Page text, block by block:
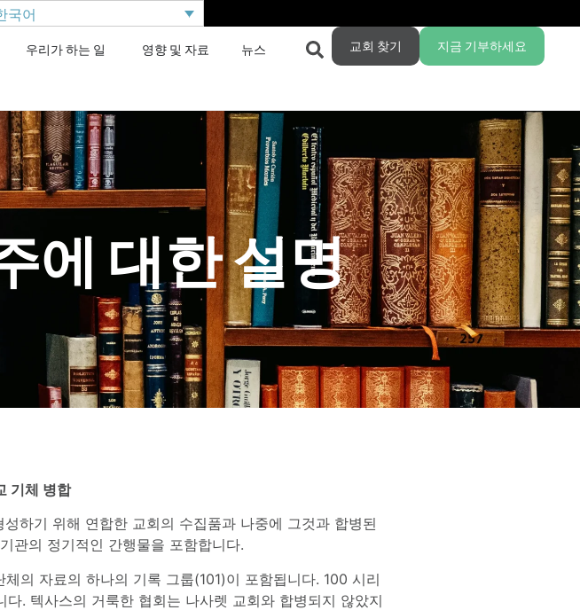
국어
우리가 하는 일 영향 및 자료 뉴스 교회 찾기 지금 기부하세요
에 대한 설명
기체 병합
하기 위해 연합한 교회의 수집품과 나중에 그것과 합병된
관의 정기적인 간행물을 포함합니다.
의 자료의 하나의 기록 그룹(101)이 포함됩니다. 100 시리
. 텍사스의 거룩한 협회는 나사렛 교회와 합병되지 않았지